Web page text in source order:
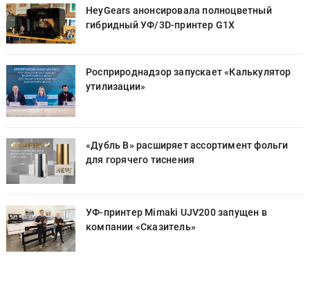
HeyGears анонсировала полноцветный
гибридный УФ/3D-принтер G1X
Росприроднадзор запускает «Калькулятор
утилизации»
«Дубль В» расширяет ассортимент фольги
для горячего тиснения
УФ-принтер Mimaki UJV200 запущен в
компании «Сказитель»